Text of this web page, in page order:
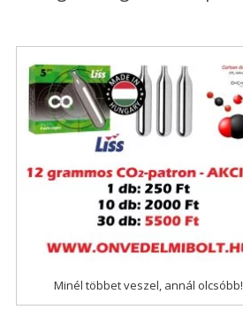
Minél többet veszel, annál olcsóbb!